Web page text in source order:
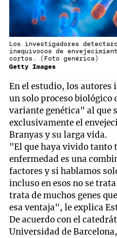
Getty Images
Los investigadores
inequívocos de
cortos. (Foto genérica)
En el estudio, los autores
un solo proceso
variante genética" al que
exclusivamente el
Branyas y su larga vida.
"El que haya vivido tanto
enfermedad es una
factores y si hablamos
incluso en esos no se
trata de muchos genes
esa ventaja", le explica
De acuerdo con el
Universidad de